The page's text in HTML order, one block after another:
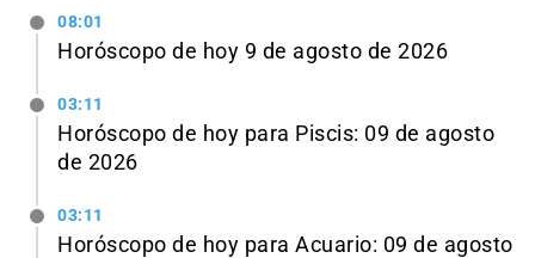
08:01
Horóscopo de hoy 9 de agosto de 2026
03:11
Horóscopo de hoy para Piscis: 09 de agosto
de 2026
03:11
Horóscopo de hoy para Acuario: 09 de agosto